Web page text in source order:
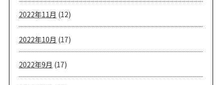
2022年11月 (12)
2022年10月 (17)
2022年9月 (17)